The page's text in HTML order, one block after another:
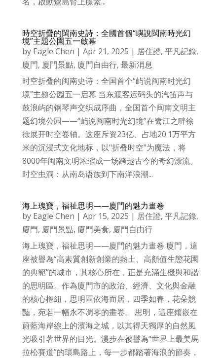
時空折疊的閩南史詩：全國首個“嶼說閩南時光幻
境”主題公園五一啟幕
by Eagle Chen | Apr 21, 2025 | 居住證, 平凡記錄,
廈門, 廈門景點, 廈門自由行, 最新消息
时空折叠的闽南史诗：全国首个“屿说闽南时光幻
境”主题公园五一启幕 当东渡客运码头的汽笛声与
鼓浪屿的钢琴声交织成序曲，全国首个闽南文明主
题幻境公园——“屿说闽南时光幻境”在鹭江之畔徐
徐展开时空卷轴。这座斥资23亿、占地20.1万平方
米的沉浸式文化地标，以"折叠时空"为魔法，将
8000年闽南文明浓缩成一场跨越古今的奇幻漂流。
时空虫洞：从南岛语族到下南洋浪潮...
海上瑰寶，福祉思明——廈門的魅力畫卷
by Eagle Chen | Apr 15, 2025 | 居住證, 平凡記錄,
廈門, 廈門景點, 廈門美食, 廈門自由行
海上瑰寶，福祉思明——廈門的魅力畫卷 廈門，這
座被譽為“高素質創新創業的熱土、高顏值生態花園
的典範”的城市，其核心所在，正是充滿生機與和諧
的思明區。作為廈門市的政治、經濟、文化與金融
的核心樞紐，思明區依海而居，四季如春，花朵競
豔，宛若一幅永不凋零的畫卷。 思明，這座鑲嵌在
蔚藍海岸線上的濱海之城，以其得天獨厚的自然風
光吸引著世界的目光。漫步在被譽為“世界上最美馬
拉松賽道”的環島路上，每一步都踏著海浪的節奏，